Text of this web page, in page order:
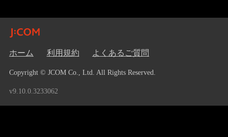
ホーム 利用規約 よくあるご質問
Copyright © JCOM Co., Ltd. All Rights Reserved.
v9.10.0.3233062